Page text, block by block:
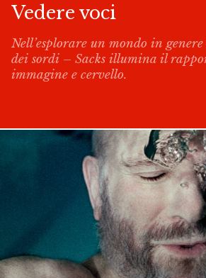
Vedere voci
Nell’esplorare un mondo in
dei sordi – Sacks illumina il
immagine e cervello.